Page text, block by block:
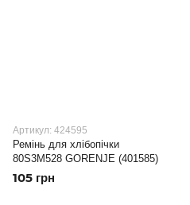
Артикул: 424595
Ремінь для хлібопічки
80S3M528 GORENJE (401585)
105 грн